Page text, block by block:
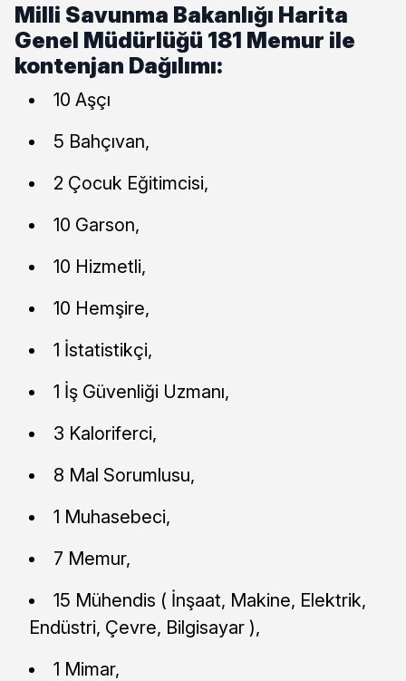
Milli Savunma Bakanlığı Harita
Genel Müdürlüğü 181 Memur ile
kontenjan Dağılımı:
10 Aşçı
5 Bahçıvan,
2 Çocuk Eğitimcisi,
10 Garson,
10 Hizmetli,
10 Hemşire,
1 İstatistikçi,
1 İş Güvenliği Uzmanı,
3 Kaloriferci,
8 Mal Sorumlusu,
1 Muhasebeci,
7 Memur,
15 Mühendis ( İnşaat, Makine, Elektrik,
Endüstri, Çevre, Bilgisayar ),
1 Mimar,